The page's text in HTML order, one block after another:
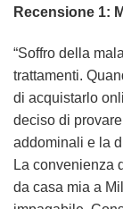
Recensione 1:
“Soffro della
trattamenti.
di acquistarlo
deciso di
addominali e la
La convenienza
da casa mia a